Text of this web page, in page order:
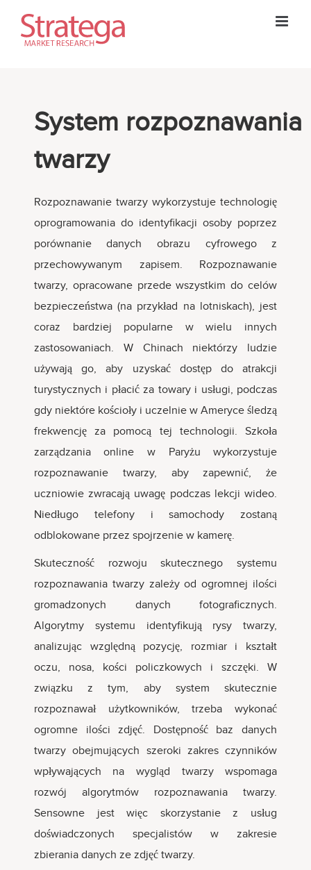
content
System rozpoznawania
twarzy
Rozpoznawanie twarzy wykorzystuje technologię
oprogramowania do identyfikacji osoby poprzez
porównanie danych obrazu cyfrowego z
przechowywanym zapisem. Rozpoznawanie
twarzy, opracowane przede wszystkim do celów
bezpieczeństwa (na przykład na lotniskach), jest
coraz bardziej popularne w wielu innych
zastosowaniach. W Chinach niektórzy ludzie
używają go, aby uzyskać dostęp do atrakcji
turystycznych i płacić za towary i usługi, podczas
gdy niektóre kościoły i uczelnie w Ameryce śledzą
frekwencję za pomocą tej technologii. Szkoła
zarządzania online w Paryżu wykorzystuje
rozpoznawanie twarzy, aby zapewnić, że
uczniowie zwracają uwagę podczas lekcji wideo.
Niedługo telefony i samochody zostaną
odblokowane przez spojrzenie w kamerę.
Skuteczność rozwoju skutecznego systemu
rozpoznawania twarzy zależy od ogromnej ilości
gromadzonych danych fotograficznych.
Algorytmy systemu identyfikują rysy twarzy,
analizując względną pozycję, rozmiar i kształt
oczu, nosa, kości policzkowych i szczęki. W
związku z tym, aby system skutecznie
rozpoznawał użytkowników, trzeba wykonać
ogromne ilości zdjęć. Dostępność baz danych
twarzy obejmujących szeroki zakres czynników
wpływających na wygląd twarzy wspomaga
rozwój algorytmów rozpoznawania twarzy.
Sensowne jest więc skorzystanie z usług
doświadczonych specjalistów w zakresie
zbierania danych ze zdjęć twarzy.